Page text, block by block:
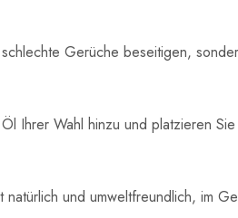
Gerüche beseitigen,
Wahl hinzu und platzieren
und umweltfreundlich, im